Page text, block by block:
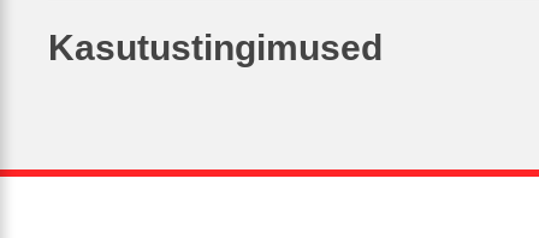
Kasutustingimused